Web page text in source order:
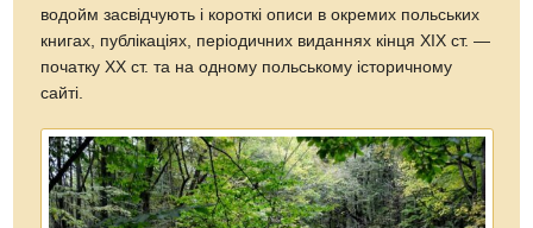
водойм засвідчують і короткі описи в окремих польських
книгах, публікаціях, періодичних виданнях кінця ХІХ ст. —
початку ХХ ст. та на одному польському історичному
сайті.